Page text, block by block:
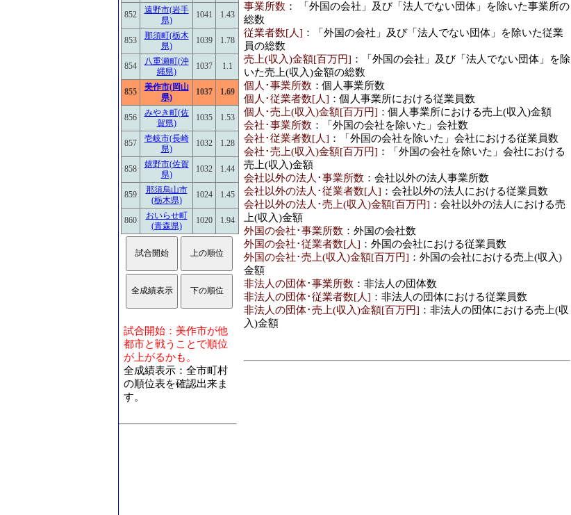
事業所数 ： 「外国の会社」及び「法人でない団体」を除いた事業所の
総数
従業者数[人] ：「外国の会社」及び「法人でない団体」を除いた従業
員の総数
売上(収入)金額[百万円] ：「外国の会社」及び「法人でない団体」を除
いた売上(収入)金額の総数
個人･事業所数 ：個人事業所数
個人･従業者数[人] ：個人事業所における従業員数
個人･売上(収入)金額[百万円] ：個人事業所における売上(収入)金額
会社･事業所数 ：「外国の会社を除いた」会社数
会社･従業者数[人] ：「外国の会社を除いた」会社における従業員数
会社･売上(収入)金額[百万円] ：「外国の会社を除いた」会社における
売上(収入)金額
会社以外の法人･事業所数 ：会社以外の法人事業所数
会社以外の法人･従業者数[人] ：会社以外の法人における従業員数
会社以外の法人･売上(収入)金額[百万円] ：会社以外の法人における売
上(収入)金額
外国の会社･事業所数 ：外国の会社数
外国の会社･従業者数[人] ：外国の会社における従業員数
外国の会社･売上(収入)金額[百万円] ：外国の会社における売上(収入)
金額
非法人の団体･事業所数 ：非法人の団体数
非法人の団体･従業者数[人] ：非法人の団体における従業員数
非法人の団体･売上(収入)金額[百万円] ：非法人の団体における売上(収
入)金額
852
遠野市(岩手
県)
1041 1.43
853
那須町(栃木
県)
1039 1.78
854
八重瀬町(沖
縄県)
1037 1.1
855
美作市(岡山
県)
1037 1.69
856
みやき町(佐
賀県)
1035 1.53
857
壱岐市(長崎
県)
1032 1.28
858
嬉野市(佐賀
県)
1032 1.44
859
那須烏山市
(栃木県)
1024 1.45
860
おいらせ町
(青森県)
1020 1.94
試合開始：美作市が他
都市と戦うことで順位
が上がるかも。
全成績表示：全市町村
の順位表を確認出来ま
す。